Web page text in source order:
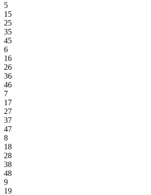
5
15
25
35
45
6
16
26
36
46
7
17
27
37
47
8
18
28
38
48
9
19